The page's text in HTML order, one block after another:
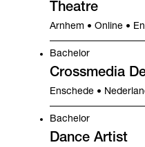
Theatre
Arnhem • Online •
Bachelor
Crossmedia
Enschede •
Bachelor
Dance Artist